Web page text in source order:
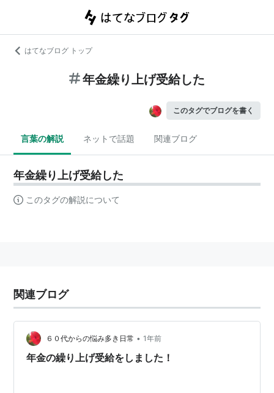
はてなブログ トップ
年金繰り上げ受給した
このタグでブログを書く
言葉の解説 ネットで話題 関連ブログ
年金繰り上げ受給した
このタグの解説について
関連ブログ
６０代からの悩み多き日常 • 1年前
年金の繰り上げ受給をしました！